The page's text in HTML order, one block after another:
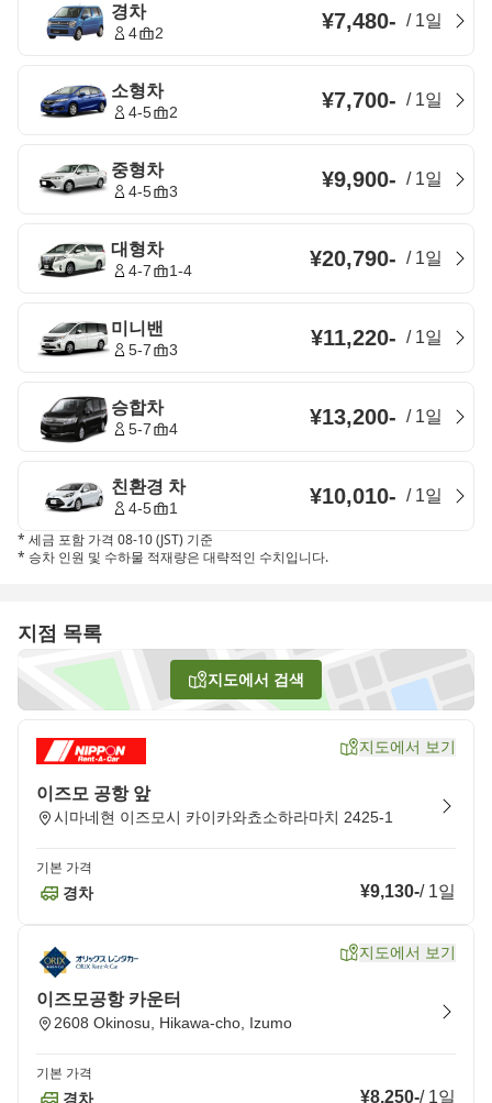
경차
4 2 ¥7,480- / 1일
소형차
4-5 2 ¥7,700- / 1일
중형차
4-5 3 ¥9,900- / 1일
대형차
4-7 1-4 ¥20,790- / 1일
미니밴
5-7 3 ¥11,220- / 1일
승합차
5-7 4 ¥13,200- / 1일
친환경 차
4-5 1 ¥10,010- / 1일
* 세금 포함 가격 08-10 (JST) 기준
* 승차 인원 및 수하물 적재량은 대략적인 수치입니다.
지점 목록
지도에서 검색
지도에서 보기
이즈모 공항 앞
시마네현 이즈모시 카이카와쵸소하라마치 2425-1
기본 가격
경차 ¥9,130-/ 1일
지도에서 보기
이즈모공항 카운터
2608 Okinosu, Hikawa-cho, Izumo
기본 가격
경차 ¥8,250-/ 1일